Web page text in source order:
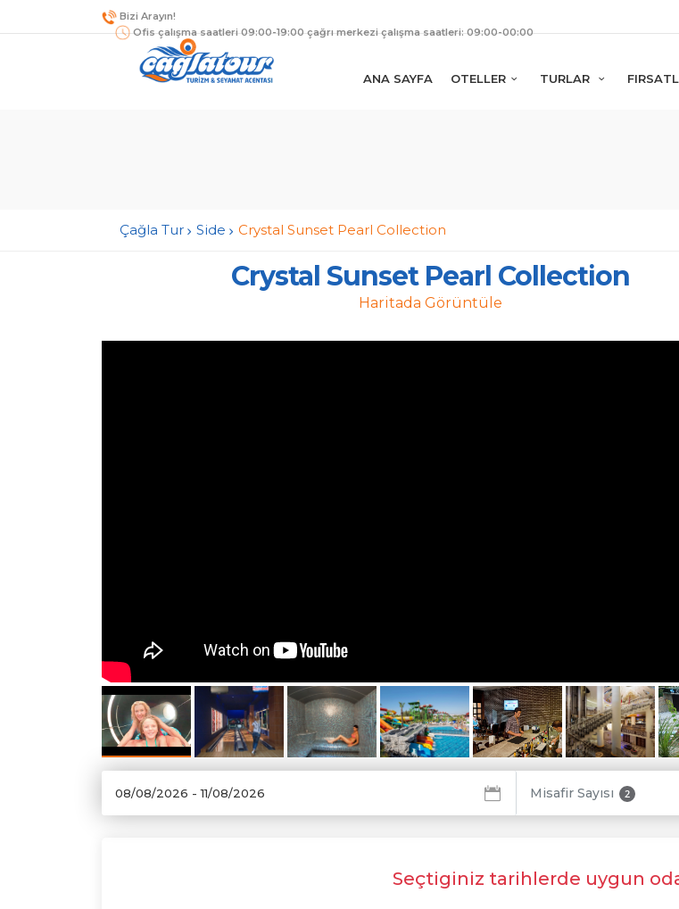
Bizi Arayın!
Ofis çalışma saatleri 09:00-19:00 çağrı merkezi çalışma saatleri: 09:00-00:00
ANA SAYFA OTELLER TURLAR
Çağla Tur Side Crystal Sunset Pearl Collection
Crystal Sunset Pearl Collection
Haritada Görüntüle
Misafir Sayısı 2
Seçtiginiz tarihlerde uygun